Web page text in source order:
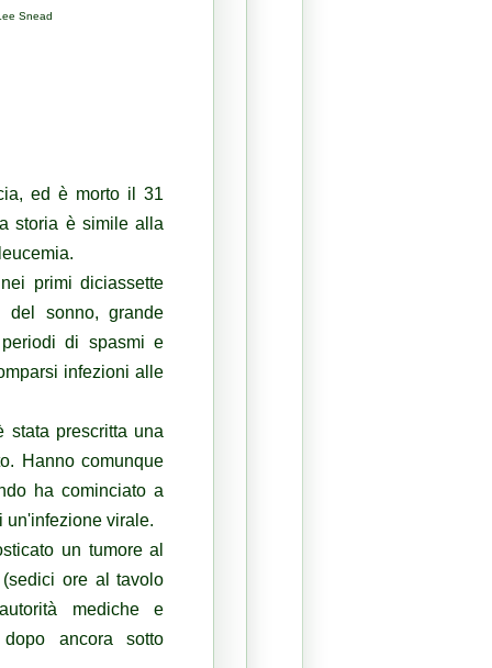
Snead
ed è morto il 31
storia è simile alla
primi diciassette
sonno, grande
di spasmi e
infezioni alle
prescritta una
Hanno comunque
ha cominciato a
un'infezione virale.
un tumore al
ore al tavolo
mediche e
ancora sotto